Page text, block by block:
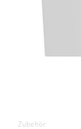
Zubehör